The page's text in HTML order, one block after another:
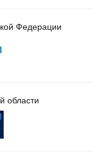
Федерации
области